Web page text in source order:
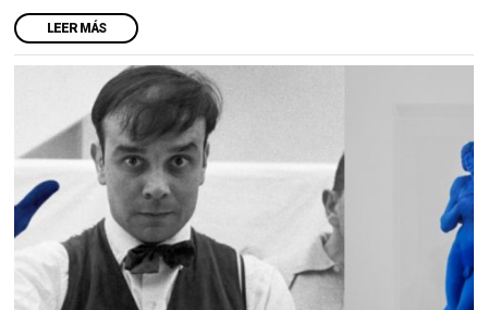
LEER MÁS